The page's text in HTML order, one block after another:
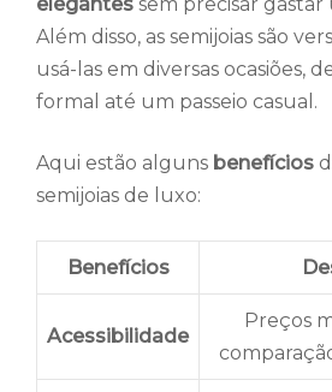
Além disso, as semijoias são
usá-las em diversas ocasiões,
formal até um passeio casual.
Aqui estão alguns benefícios
semijoias de luxo:
Benefícios
Acessibilidade
Preços